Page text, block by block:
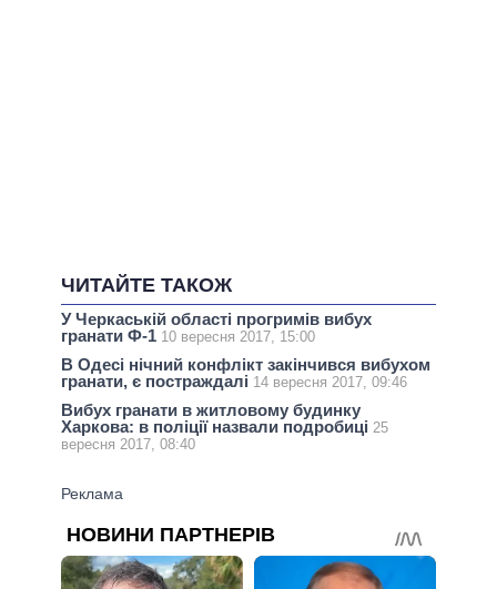
ЧИТАЙТЕ ТАКОЖ
У Черкаській області прогримів вибух
гранати Ф-1 10 вересня 2017, 15:00
В Одесі нічний конфлікт закінчився вибухом
гранати, є постраждалі 14 вересня 2017, 09:46
Вибух гранати в житловому будинку
Харкова: в поліції назвали подробиці 25
вересня 2017, 08:40